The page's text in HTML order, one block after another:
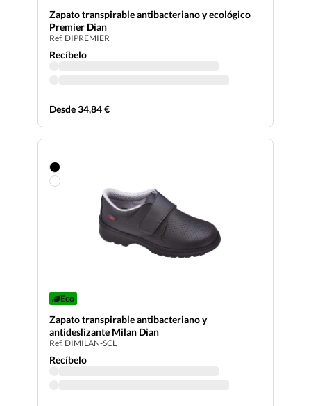
Zapato transpirable antibacteriano y ecológico
Premier Dian
Ref. DIPREMIER
Recíbelo
Desde 34,84 €
Eco
Zapato transpirable antibacteriano y
antideslizante Milan Dian
Ref. DIMILAN-SCL
Recíbelo